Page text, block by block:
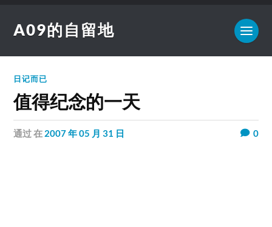
A09的自留地
日记而已
值得纪念的一天
通过在 2007 年 05 月 31 日 0